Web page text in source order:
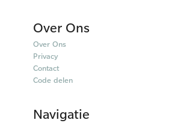
Over Ons
Over Ons
Privacy
Contact
Code delen
Navigatie